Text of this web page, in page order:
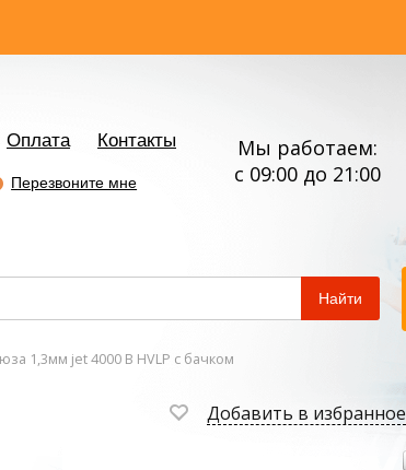
Оплата
Контакты
Перезвоните мне
Мы работаем:
с 09:00 до 21:00
Найти
1,3мм jet 4000 B HVLP с бачком
Добавить в избранное